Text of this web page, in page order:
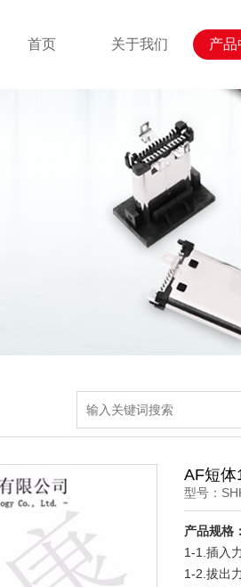
首页 关于我们 产品
AF短体
型号：
产品规格
1-1.插入
1-2.拔出